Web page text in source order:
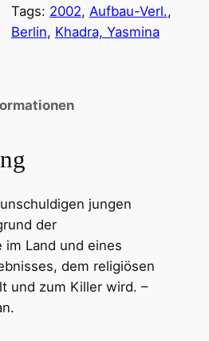
Tags: 2002, Aufbau-Verl.
Berlin, Khadra, Yasmina
jungen
der
im Land und eines
dem religiösen
und zum Killer wird. –